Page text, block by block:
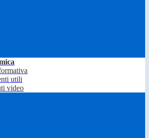
utili
video